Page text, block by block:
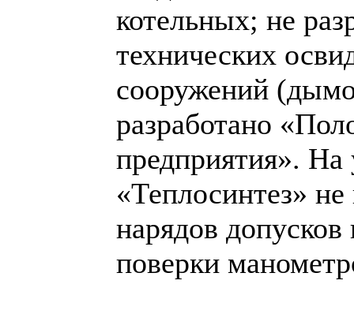
котельных; не
технических
сооружений
разработано
предприятия».
«Теплосинтез»
нарядов
поверки